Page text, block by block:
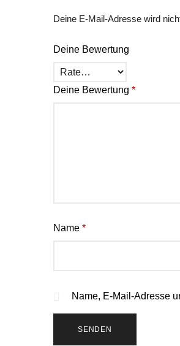
Deine E-Mail-Adresse wird
Deine Bewertung
Deine Bewertung *
Name *
Name, E-Mail-Adresse